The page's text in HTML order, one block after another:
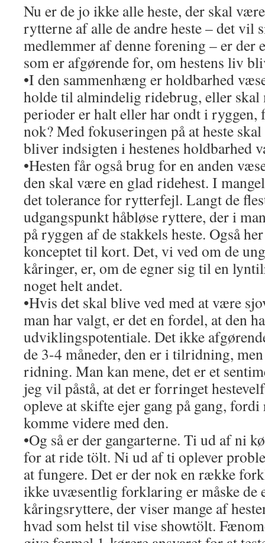
Nu er de jo ikke alle heste, der skal
rytterne af alle de andre heste – det vil
medlemmer af denne forening – er der
som er afgørende for, om hestens liv
•I den sammenhæng er holdbarhed
holde til almindelig ridebrug, eller skal
perioder er halt eller har ondt i
nok? Med fokuseringen på at heste
bliver indsigten i hestenes holdbarhed
•Hesten får også brug for en anden
den skal være en glad ridehest. I
det tolerance for rytterfejl. Langt de
udgangspunkt håbløse ryttere, der i
på ryggen af de stakkels heste. Også
konceptet til kort. Det, vi ved om de
kåringer, er, om de egner sig til en
noget helt andet.
•Hvis det skal blive ved med at være
man har valgt, er det en fordel, at den
udviklingspotentiale. Det ikke
de 3-4 måneder, den er i tilridning,
ridning. Man kan mene, det er et
jeg vil påstå, at det er forringet
opleve at skifte ejer gang på gang,
komme videre med den.
•Og så er der gangarterne. Ti ud af ni
for at ride tölt. Ni ud af ti oplever
at fungere. Det er der nok en række
ikke uvæsentlig forklaring er måske de
kåringsryttere, der viser mange af
hvad som helst til vise showtölt.